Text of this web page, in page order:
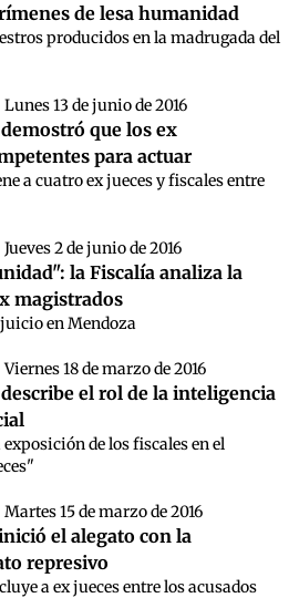
de lesa humanidad
producidos en la madrugada del
Lunes 13 de junio de 2016
que los ex
para actuar
a cuatro ex jueces y fiscales entre
Jueves 2 de junio de 2016
la Fiscalía analiza la
magistrados
en Mendoza
Viernes 18 de marzo de 2016
el rol de la inteligencia
de los fiscales en el
Martes 15 de marzo de 2016
el alegato con la
represivo
a ex jueces entre los acusados